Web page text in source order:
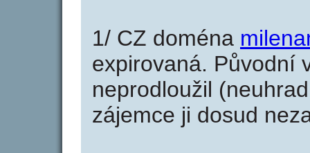
1/ CZ doména
expirovaná. Původní
neprodloužil
zájemce ji dosud